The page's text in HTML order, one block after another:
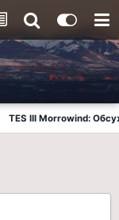
TES III Morrowind: